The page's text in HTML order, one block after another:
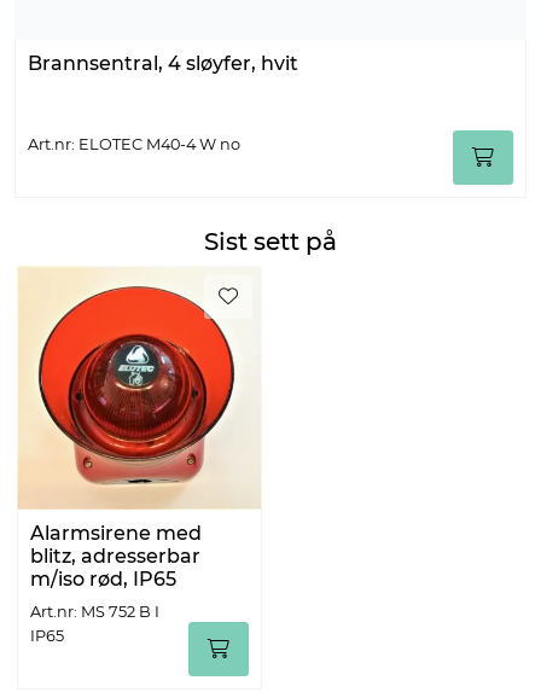
Brannsentral, 4 sløyfer, hvit
Art.nr: ELOTEC M40-4 W no
Sist sett på
Alarmsirene med
blitz, adresserbar
m/iso rød, IP65
Art.nr: MS 752 B I
IP65